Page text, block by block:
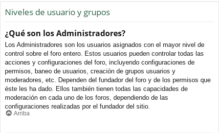
Niveles de usuario y grupos
¿Qué son los Administradores?
Los Administradores son los usuarios asignados con el mayor nivel de
control sobre el foro entero. Estos usuarios pueden controlar todas las
acciones y configuraciones del foro, incluyendo configuraciones de
permisos, baneo de usuarios, creación de grupos usuarios y
moderadores, etc. Dependen del fundador del foro y de los permisos que
éste les ha dado. Ellos también tienen todas las capacidades de
moderación en cada uno de los foros, dependiendo de las
configuraciones realizadas por el fundador del sitio.
Arriba